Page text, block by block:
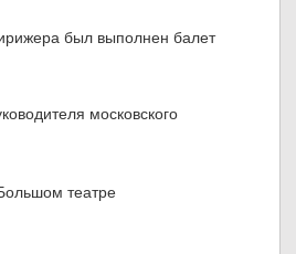
был выполнен балет
московского